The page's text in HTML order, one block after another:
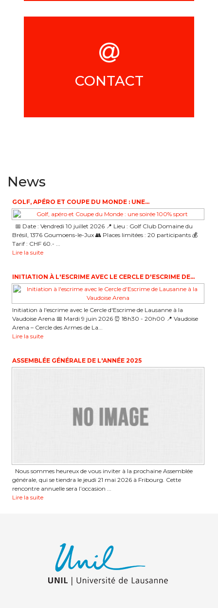
CONTACT
News
GOLF, APÉRO ET COUPE DU MONDE : UNE...
📅 Date : Vendredi 10 juillet 2026 📍 Lieu : Golf Club Domaine du
Brésil, 1376 Goumoens-le-Jux 👥 Places limitées : 20 participants 💰
Tarif : CHF 60.- ...
Lire la suite
INITIATION À L'ESCRIME AVEC LE CERCLE D'ESCRIME DE...
Initiation à l'escrime avec le Cercle d'Escrime de Lausanne à la
Vaudoise Arena 📅 Mardi 9 juin 2026 ⏰ 18h30 - 20h00 📍 Vaudoise
Arena – Cercle des Armes de La...
Lire la suite
ASSEMBLÉE GÉNÉRALE DE L'ANNÉE 2025
Nous sommes heureux de vous inviter à la prochaine Assemblée
générale, qui se tiendra le jeudi 21 mai 2026 à Fribourg. Cette
rencontre annuelle sera l’occasion ...
Lire la suite